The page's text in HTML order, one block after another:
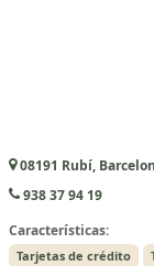
08191 Rubí,
938 37 94 19
Características:
Tarjetas de crédito